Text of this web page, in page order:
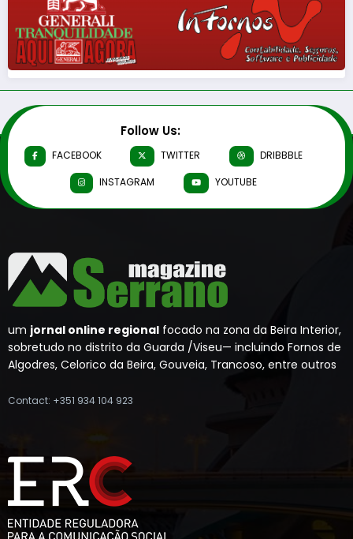
Follow Us:
FACEBOOK TWITTER
DRIBBBLE
INSTAGRAM
YOUTUBE
um jornal online regional focado na zona da Beira Interior,
sobretudo no distrito da Guarda /Viseu— incluindo Fornos de
Algodres, Celorico da Beira, Gouveia, Trancoso, entre outros
Contact: +351 934 104 923